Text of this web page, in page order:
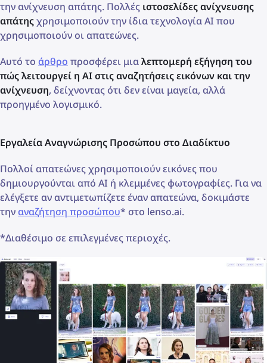
την ανίχνευση απάτης. Πολλές ιστοσελίδες ανίχνευσης
απάτηςχρησιμοποιούν την ίδια τεχνολογία AI που
χρησιμοποιούν οι απατεώνες.
Αυτό το άρθρο προσφέρει μιαλεπτομερή εξήγηση του
πώς λειτουργεί η AI στις αναζητήσεις εικόνων και την
ανίχνευση, δείχνοντας ότι δεν είναι μαγεία, αλλά
προηγμένο λογισμικό.
Εργαλεία Αναγνώρισης Προσώπου στο Διαδίκτυο
Πολλοί απατεώνες χρησιμοποιούν εικόνες που
δημιουργούνται από AI ή κλεμμένες φωτογραφίες. Για να
ελέγξετε αν αντιμετωπίζετε έναν απατεώνα, δοκιμάστε
τηναναζήτηση προσώπου* στο lenso.ai.
*Διαθέσιμο σε επιλεγμένες περιοχές.